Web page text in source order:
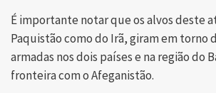
É importante notar que os alvos deste
Paquistão como do Irã, giram em torno
armadas nos dois países e na região do
fronteira com o Afeganistão.